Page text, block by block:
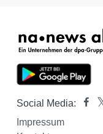
Social Media:
Impressum